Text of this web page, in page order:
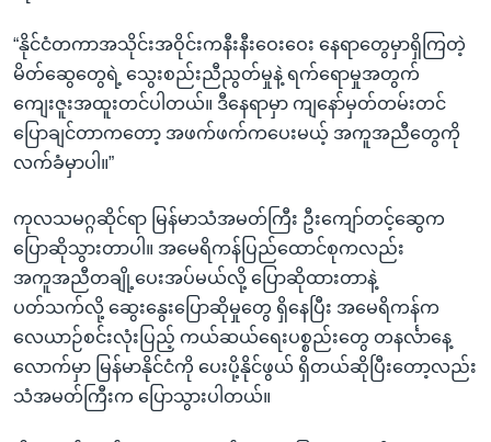
“နိုင်ငံတကာအသိုင်းအဝိုင်းကနီးနီးဝေးဝေး နေရာတွေမှာရှိကြတဲ့
မိတ်ဆွေတွေရဲ့ သွေးစည်းညီညွတ်မှုနဲ့ ရက်ရောမှုအတွက်
ကျေးဇူးအထူးတင်ပါတယ်။ ဒီနေရာမှာ ကျနော်မှတ်တမ်းတင်
ပြောချင်တာကတော့ အဖက်ဖက်ကပေးမယ့် အကူအညီတွေကို
လက်ခံမှာပါ။”
ကုလသမဂ္ဂဆိုင်ရာ မြန်မာသံအမတ်ကြီး ဦးကျော်တင့်ဆွေက
ပြောဆိုသွားတာပါ။ အမေရိကန်ပြည်ထောင်စုကလည်း
အကူအညီတချို့ပေးအပ်မယ်လို့ ပြောဆိုထားတာနဲ့
ပတ်သက်လို့ ဆွေးနွေးပြောဆိုမှုတွေ ရှိနေပြီး အမေရိကန်က
လေယာဉ်စင်းလုံးပြည့် ကယ်ဆယ်ရေးပစ္စည်းတွေ တနင်္လာနေ့
လောက်မှာ မြန်မာနိုင်ငံကို ပေးပို့နိုင်ဖွယ် ရှိတယ်ဆိုပြီးတော့လည်း
သံအမတ်ကြီးက ပြောသွားပါတယ်။